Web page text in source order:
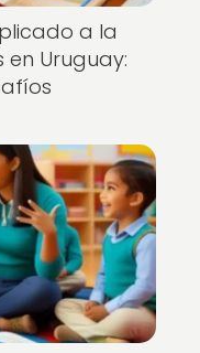
a la
Uruguay: